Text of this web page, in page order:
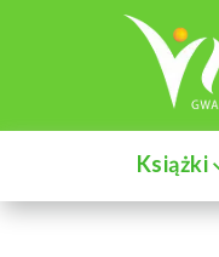
Książki